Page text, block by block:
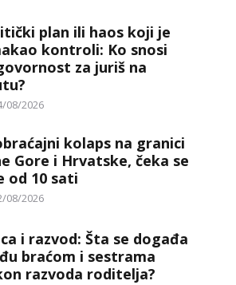
plan ili haos koji je
kontroli: Ko snosi
za juriš na
08/2026
kolaps na granici
Gore i Hrvatske, čeka se
od 10 sati
08/2026
i razvod: Šta se događa
braćom i sestrama
razvoda roditelja?